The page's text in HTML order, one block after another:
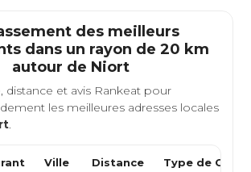
des meilleurs
dans un rayon de 20 km
autour de Niort
distance et avis Rankeat pour
les meilleures adresses locales
.
Ville Distance Type de